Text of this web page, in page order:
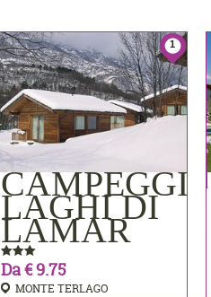
1
LAGHI DI
LAMAR
Da € 9.75
MONTE TERLAGO
PRENOTA